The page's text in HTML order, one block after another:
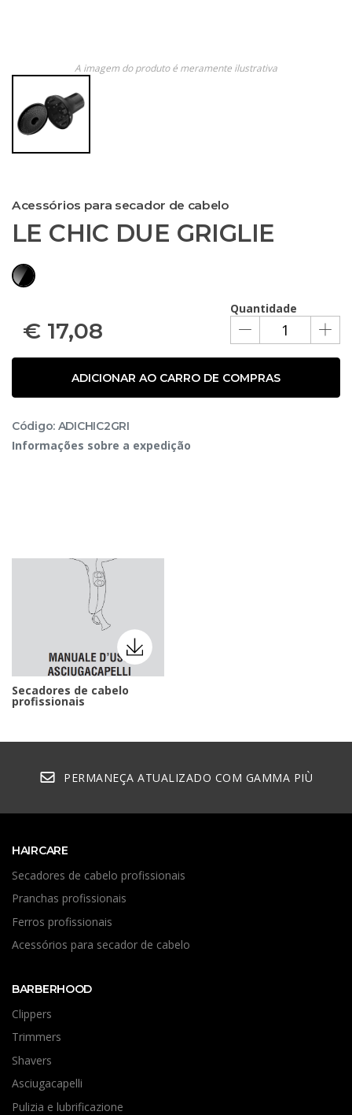
A imagem do produto é meramente ilustrativa
Acessórios para secador de cabelo
LE CHIC DUE GRIGLIE
Quantidade
€ 17,08
ADICIONAR AO CARRO DE COMPRAS
Código: ADICHIC2GRI
Informações sobre a expedição
Secadores de cabelo
profissionais
PERMANEÇA ATUALIZADO COM GAMMA PIÙ
HAIRCARE
Secadores de cabelo profissionais
Pranchas profissionais
Ferros profissionais
Acessórios para secador de cabelo
BARBERHOOD
Clippers
Trimmers
Shavers
Asciugacapelli
Pulizia e lubrificazione